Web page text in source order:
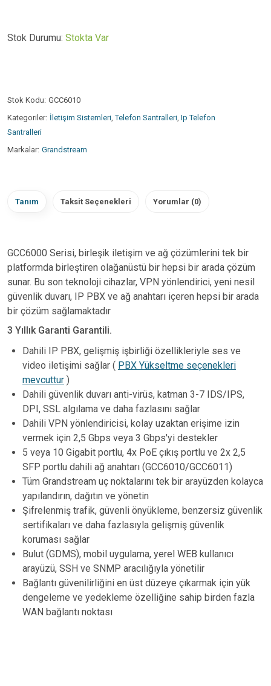
Stok Durumu: Stokta Var
Stok Kodu: GCC6010
Kategoriler: İletişim Sistemleri,Telefon Santralleri, Ip Telefon
Santralleri
Markalar: Grandstream
Tanım Taksit Seçenekleri Yorumlar (0)
GCC6000 Serisi, birleşik iletişim ve ağ çözümlerini tek bir
platformda birleştiren olağanüstü bir hepsi bir arada çözüm
sunar. Bu son teknoloji cihazlar, VPN yönlendirici, yeni nesil
güvenlik duvarı, IP PBX ve ağ anahtarı içeren hepsi bir arada
bir çözüm sağlamaktadır
3 Yıllık Garanti Garantili.
Dahili IP PBX, gelişmiş işbirliği özellikleriyle ses ve
video iletişimi sağlar ( PBX Yükseltme seçenekleri
mevcuttur )
Dahili güvenlik duvarı anti-virüs, katman 3-7 IDS/IPS,
DPI, SSL algılama ve daha fazlasını sağlar
Dahili VPN yönlendiricisi, kolay uzaktan erişime izin
vermek için 2,5 Gbps veya 3 Gbps'yi destekler
5 veya 10 Gigabit portlu, 4x PoE çıkış portlu ve 2x 2,5
SFP portlu dahili ağ anahtarı (GCC6010/GCC6011)
Tüm Grandstream uç noktalarını tek bir arayüzden kolayca
yapılandırın, dağıtın ve yönetin
Şifrelenmiş trafik, güvenli önyükleme, benzersiz güvenlik
sertifikaları ve daha fazlasıyla gelişmiş güvenlik
koruması sağlar
Bulut (GDMS), mobil uygulama, yerel WEB kullanıcı
arayüzü, SSH ve SNMP aracılığıyla yönetilir
Bağlantı güvenilirliğini en üst düzeye çıkarmak için yük
dengeleme ve yedekleme özelliğine sahip birden fazla
WAN bağlantı noktası